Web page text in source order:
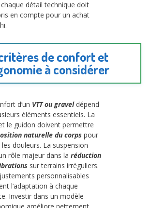
détail technique doit
en compte pour un achat
de confort et
à considérer
d’un VTT ou graveldépend
éléments essentiels. La
le guidon doivent permettre
naturelle du corps pour
douleurs. La suspension
rôle majeur dans la réduction
sur terrains irréguliers.
personnalisables
l’adaptation à chaque
Investir dans un modèle